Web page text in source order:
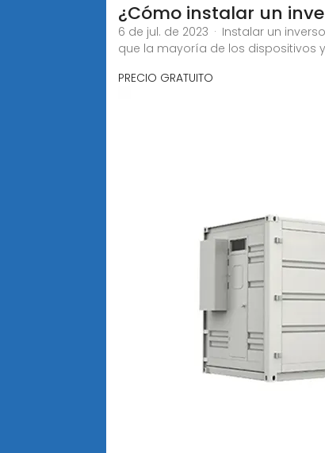
¿Cómo instalar un
6 de jul. de 2023 · Instalar un
que la mayoría de los dispositivos y
PRECIO GRATUITO